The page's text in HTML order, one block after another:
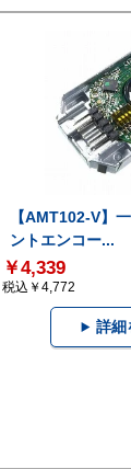
【AMT102-V】
ントエンコー...
￥4,339
税込￥4,772
詳細